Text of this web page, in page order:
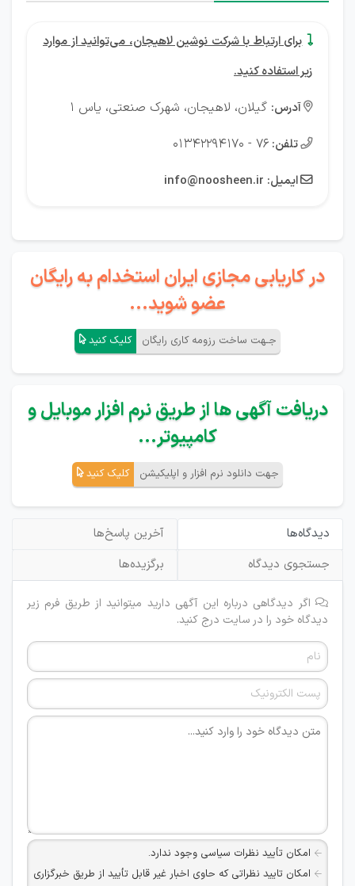
 برای ارتباط با شرکت نوشین لاهیجان، می‌توانید از موارد
زیر استفاده کنید.
 آدرس: گیلان، لاهیجان، شهرک صنعتی، یاس ۱
 تلفن: 76 - 01342294170
 ایمیل: info@noosheen.ir
در کاریابی مجازی ایران استخدام به رایگان
عضو شوید...
جـهت ساخت رزومه کاری رایگان کلیک کنید
دریافت آگهی ها از طریق نرم افزار موبایل و
کامپیوتر...
جهت دانلود نرم افزار و اپلیکیشن کلیک کنید
دیدگاه‌ها
آخرین پاسخ‌ها
جستجوی دیدگاه
برگزیده‌ها
اگر دیدگاهی درباره این آگهی دارید میتوانید از طریق فرم زیر
دیدگاه خود را در سایت درج کنید.
امکان تأیید نظرات سیاسی وجود ندارد.
امکان تایید نظراتی که حاوی اخبار غیر قابل تأیید از طریق خبرگزاری